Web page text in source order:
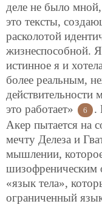
деле не было
это тексты,
расколотой
жизнеспособной.
истинное я и
более реальным,
это работает»
6
.
Акер пытается на
мечту Делеза и
мышлении,
шизофреническим
«язык тела»,
ограниченный